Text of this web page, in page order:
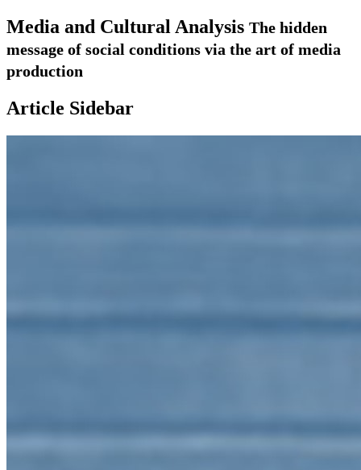
Media and Cultural Analysis The hidden
message of social conditions via the art of media
production
Article Sidebar